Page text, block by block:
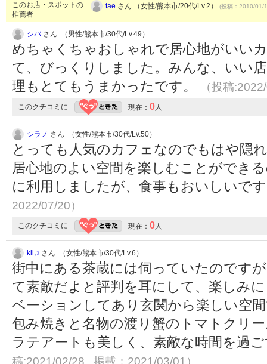
このお店・スポットの
推薦者
tae さん （女性/熊本市/20代/Lv.2） (投稿：2010/01/
シバさん （男性/熊本市/30代/Lv.49）
めちゃくちゃおしゃれで居心地がいい
て、びっくりしました。みんな、いい
理もとてもうまかったです。
（投稿
このクチコミに 現在： 0人
シラノ さん （女性/熊本市/30代/Lv.50）
とっても人気のカフェなのでもはや隠
居心地のよい空間を楽しむことができ
に利用しましたが、食事もおいしいで
2022/07/20）
このクチコミに 現在： 0人
kii♫ さん （女性/熊本市/30代/Lv.6）
街中にある茶蔵には伺っていたのです
て素敵だよと評判を耳にして、楽しみ
ベーションしてあり玄関から楽しい空
包み焼きと名物の渡り蟹のトマトクリ
ラテアートも美しく、素敵な時間を過
稿:2021/02/28 掲載：2021/03/01）